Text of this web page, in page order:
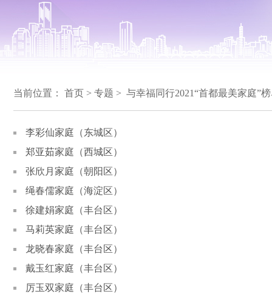
当前位置： 首页> 专题 > 与幸福同行2021“首都最美家庭”
李彩仙家庭（东城区）
郑亚茹家庭（西城区）
张欣月家庭（朝阳区）
绳春儒家庭（海淀区）
徐建娟家庭（丰台区）
马莉英家庭（丰台区）
龙晓春家庭（丰台区）
戴玉红家庭（丰台区）
厉玉双家庭（丰台区）